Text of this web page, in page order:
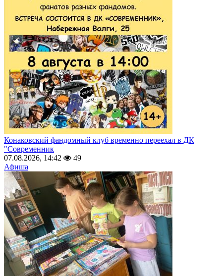
Конаковский фандомный клуб временно переехал в ДК
"Современник
07.08.2026, 14:42
49
Афиша